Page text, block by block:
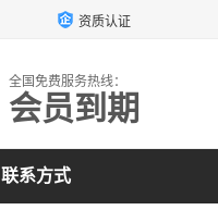
资质认证
全国免费服务热线：
会员到期
联系方式